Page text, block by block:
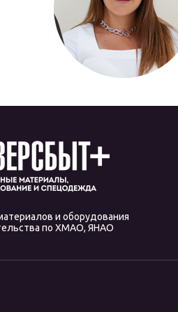
и оборудования
по ХМАО, ЯНАО